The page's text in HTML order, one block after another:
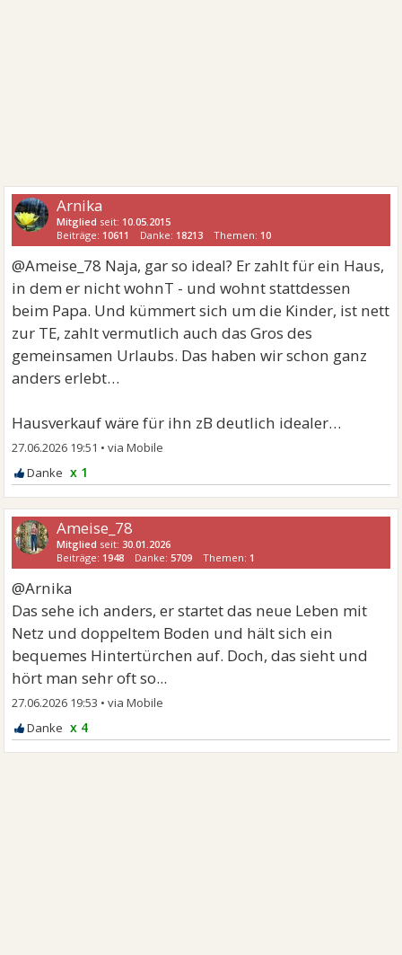
Arnika
Mitglied seit: 10.05.2015
Beiträge: 10611 Danke: 18213 Themen: 10
@Ameise_78 Naja, gar so ideal? Er zahlt für ein Haus,
in dem er nicht wohnT - und wohnt stattdessen
beim Papa. Und kümmert sich um die Kinder, ist nett
zur TE, zahlt vermutlich auch das Gros des
gemeinsamen Urlaubs. Das haben wir schon ganz
anders erlebt…
Hausverkauf wäre für ihn zB deutlich idealer…
27.06.2026 19:51 •
x 1
Ameise_78
Mitglied seit: 30.01.2026
Beiträge: 1948 Danke: 5709 Themen: 1
@Arnika
Das sehe ich anders, er startet das neue Leben mit
Netz und doppeltem Boden und hält sich ein
bequemes Hintertürchen auf. Doch, das sieht und
hört man sehr oft so...
27.06.2026 19:53 •
x 4